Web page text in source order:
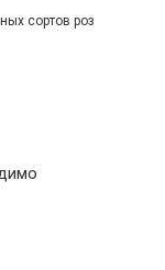
сортов роз